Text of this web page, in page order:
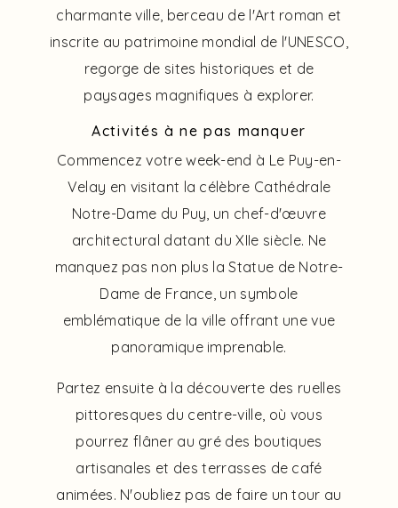
charmante ville, berceau de l'Art roman et
inscrite au patrimoine mondial de l'UNESCO,
regorge de sites historiques et de
paysages magnifiques à explorer.
Activités à ne pas manquer
Commencez votre week-end à Le Puy-en-
Velay en visitant la célèbre Cathédrale
Notre-Dame du Puy, un chef-d'œuvre
architectural datant du XIIe siècle. Ne
manquez pas non plus la Statue de Notre-
Dame de France, un symbole
emblématique de la ville offrant une vue
panoramique imprenable.
Partez ensuite à la découverte des ruelles
pittoresques du centre-ville, où vous
pourrez flâner au gré des boutiques
artisanales et des terrasses de café
animées. N'oubliez pas de faire un tour au